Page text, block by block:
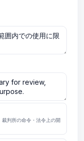
判所の命令・法令上の開